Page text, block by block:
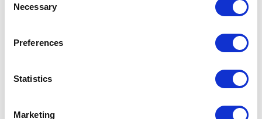
Necessary
Preferences
Statistics
Marketing
駅施設情報（平面図、断面図）については、弊社と守秘義務契約を締結いた
施設整備に関する計画内容を具体化していただきます。また、権利・管理形
態、費用負担等の基本的な条件についても協議いたします。
弊社担当部門と打ち合わせた内容を踏まえ、開発計画案を作成し弊社に提案